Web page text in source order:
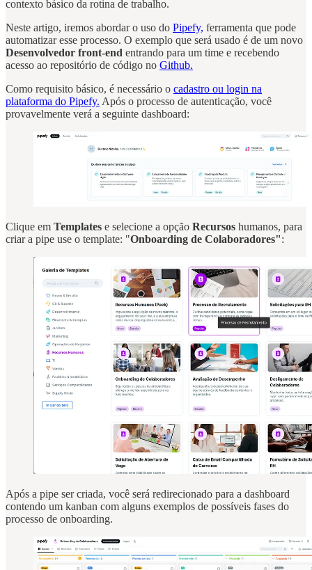
contexto básico da rotina de trabalho.
Neste artigo, iremos abordar o uso do Pipefy, ferramenta que pode
automatizar esse processo. O exemplo que será usado é de um novo
Desenvolvedor front-end entrando para um time e recebendo
acesso ao repositório de código no Github.
Como requisito básico, é necessário o cadastro ou login na
plataforma do Pipefy. Após o processo de autenticação, você
provavelmente verá a seguinte dashboard:
Clique em Templates e selecione a opção Recursos humanos, para
criar a pipe use o template: "Onboarding de Colaboradores":
Após a pipe ser criada, você será redirecionado para a dashboard
contendo um kanban com alguns exemplos de possíveis fases do
processo de onboarding.